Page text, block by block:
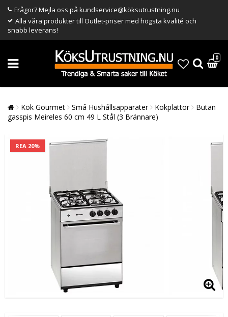
Frågor? Mejla oss på kundservice@köksutrustning.nu
Alla våra produkter till Outlet-priser med högsta kvalité och
snabb leverans!
0
Kök Gourmet Små Hushållsapparater Kokplattor
Butan
gasspis Meireles 60 cm 49 L Stål (3 Brännare)
REA 20%